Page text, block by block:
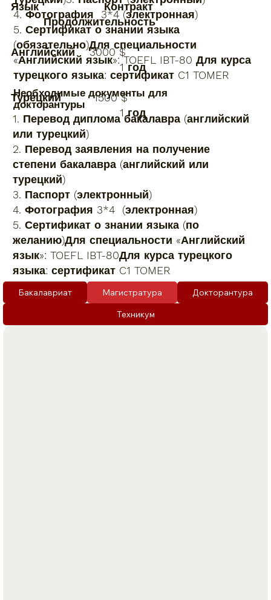
4. Фотография 3*4 (электронная)
5. Сертификат о знании языка
(обязательно)Для специальности
«Английский язык»: TOEFL IBT-80 Для курса
турецкого языка: сертификат C1 TOMER
Необходимые документы для
докторантуры
1. Перевод диплома бакалавра (английский
или турецкий)
2. Перевод заявления на получение
степени бакалавра (английский или
турецкий)
3. Паспорт (электронный)
4. Фотография 3*4 (электронная)
5. Сертификат о знании языка (по
желанию)Для специальности «Английский
язык»: TOEFL IBT-80Для курса турецкого
языка: сертификат C1 TOMER
Язык Контракт
Продолжительность
Английский 3000 $
1 год
Турецкий 1500 $
1 год
Бакалавриат Магистратура
Докторантура
Техникум